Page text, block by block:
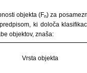
objekta (Fn) za
ki določa
objektov, znaša:
Vrsta objekta